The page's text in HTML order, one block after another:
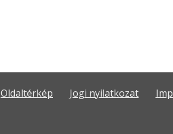
Oldaltérkép Jogi nyilatkozat